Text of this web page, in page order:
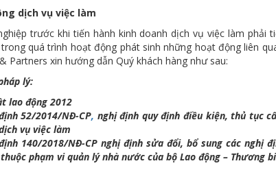
dịch vụ việc làm
trước khi tiến hành kinh doanh dịch vụ việc làm phải
quá trình hoạt động phát sinh những hoạt động liên
Partners xin hướng dẫn Quý khách hàng như sau:
lý:
lao động 2012
52/2014/NĐ-CP, nghị định quy định điều kiện, thủ tục
vụ việc làm
140/2018/NĐ-CPnghị địnhsửa đổi, bổ sung các nghị
phạm vi quản lý nhà nước của bộ Lao động – Thương